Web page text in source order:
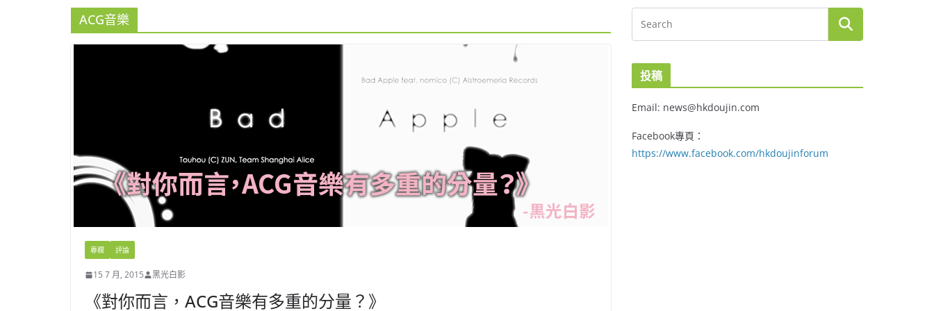
ACG音樂
專欄 評論
15 7 月, 2015 黑光白影
《對你而言，ACG音樂有多重的分量？》
投稿
Email: news@hkdoujin.com
Facebook專頁：
https://www.facebook.com/hkdoujinforum